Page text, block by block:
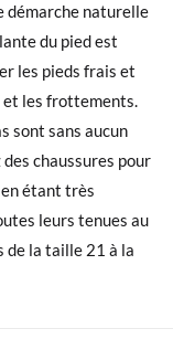
démarche naturelle
du pied est
les pieds frais et
et les frottements.
sont sans aucun
chaussures pour
étant très
leurs tenues au
de la taille 21 à la